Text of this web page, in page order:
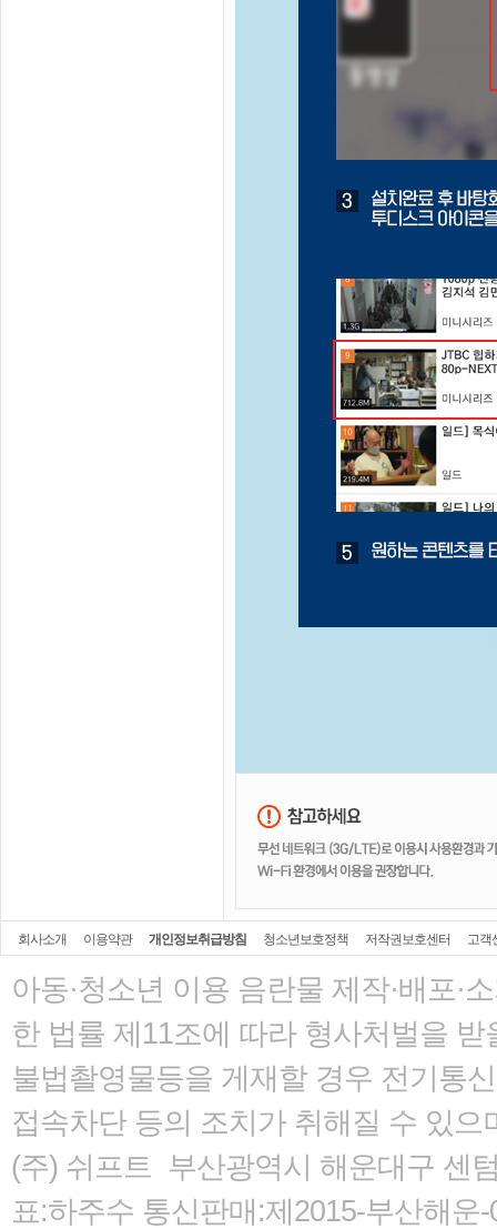
회사소개 이용약관 개인정보취급방침 청소년보호정책 저작권보호센터 고객
아동·청소년 이용 음란물 제작·배포·
한 법률 제11조에 따라 형사처벌을 받
불법촬영물등을 게재할 경우 전기통
접속차단 등의 조치가 취해질 수 있으
(주) 쉬프트 부산광역시 해운대구 센
표:하주수 통신판매:제2015-부산해